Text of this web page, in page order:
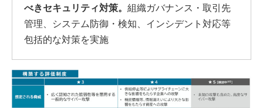
べきセキュリティ対策。 組織ガバナンス・取引先
管理、システム防御・検知、インシデント対応等
包括的な対策を実施